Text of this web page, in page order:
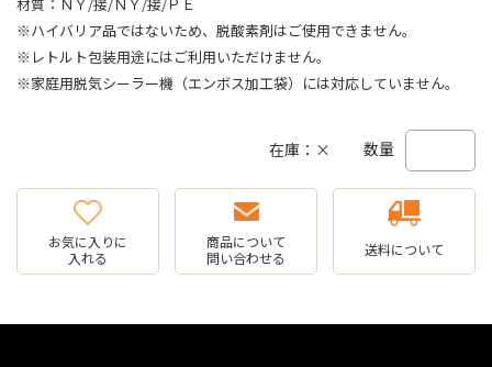
※ハイバリア品ではないため、脱酸素剤はご使用できません。
※レトルト包装用途にはご利用いただけません。
※家庭用脱気シーラー機（エンボス加工袋）には対応していません。
在庫：× 数量
お気に入りに
入れる
商品について
問い合わせる
送料について